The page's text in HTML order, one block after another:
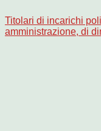
Titolari di incarichi
amministrazione, di